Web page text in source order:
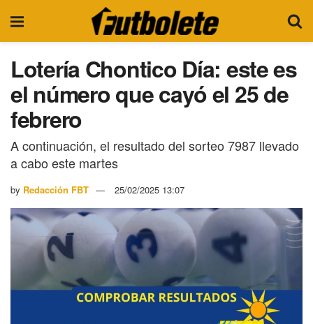
Lotería Chontico Día: este es
el número que cayó el 25 de
febrero
A continuación, el resultado del sorteo 7987 llevado
a cabo este martes
by Redacción FBT 25/02/2025 13:07